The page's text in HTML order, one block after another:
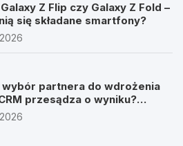
Z Flip czy Galaxy Z Fold –
się składane smartfony?
wybór partnera do wdrożenia
przesądza o wyniku?
Prymakowskim, CEO IT